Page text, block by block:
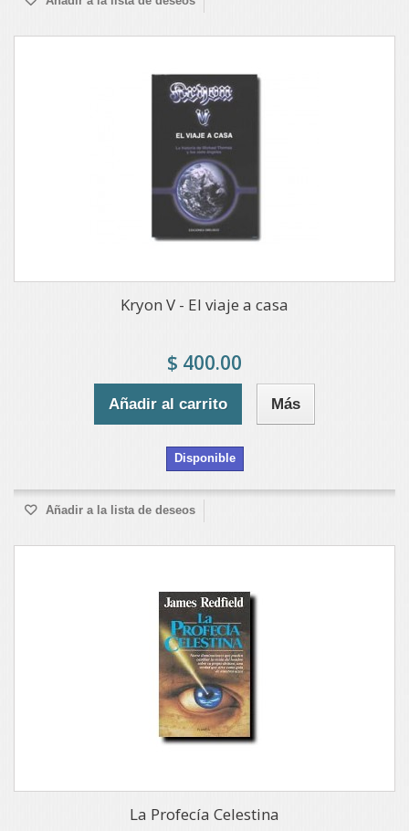
Kryon V - El viaje a casa
$ 400.00
Añadir al carrito Más
Disponible
Añadir a la lista de deseos
La Profecía Celestina